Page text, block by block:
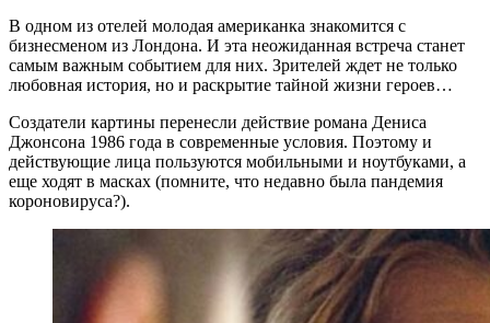
В одном из отелей молодая американка знакомится с
бизнесменом из Лондона. И эта неожиданная встреча станет
самым важным событием для них. Зрителей ждет не только
любовная история, но и раскрытие тайной жизни героев…
Создатели картины перенесли действие романа Дениса
Джонсона 1986 года в современные условия. Поэтому и
действующие лица пользуются мобильными и ноутбуками, а
еще ходят в масках (помните, что недавно была пандемия
короновируса?).